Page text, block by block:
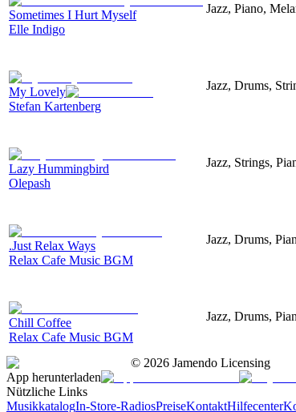
Sometimes I Hurt Myself
Elle Indigo
Jazz, Piano,
My Lovely
Stefan Kartenberg
Jazz, Drums,
Lazy Hummingbird
Olepash
Jazz, Strings,
.Just Relax Ways
Relax Cafe Music BGM
Jazz, Drums,
Chill Coffee
Relax Cafe Music BGM
Jazz, Drums,
© 2026 Jamendo Licensing
App herunterladen
Nützliche Links
MusikkatalogIn-Store-RadiosPreiseKontaktHilfecenter